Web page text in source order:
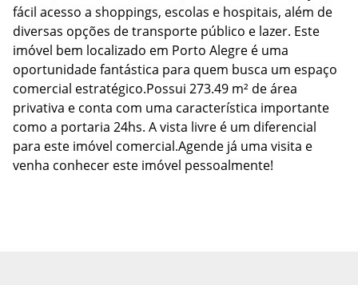
fácil acesso a shoppings, escolas e hospitais, além de
diversas opções de transporte público e lazer. Este
imóvel bem localizado em Porto Alegre é uma
oportunidade fantástica para quem busca um espaço
comercial estratégico.Possui 273.49 m² de área
privativa e conta com uma característica importante
como a portaria 24hs. A vista livre é um diferencial
para este imóvel comercial.Agende já uma visita e
venha conhecer este imóvel pessoalmente!